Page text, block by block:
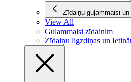
Zīdaiņu guļammaisi un
View All
Guļammaisi zīdainim
Zīdaiņu ligzdiņas un